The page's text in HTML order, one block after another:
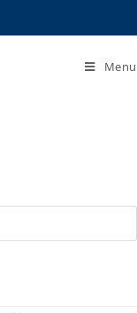
Menu